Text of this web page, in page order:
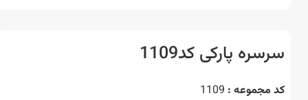
پارکی کد1109
:
1109